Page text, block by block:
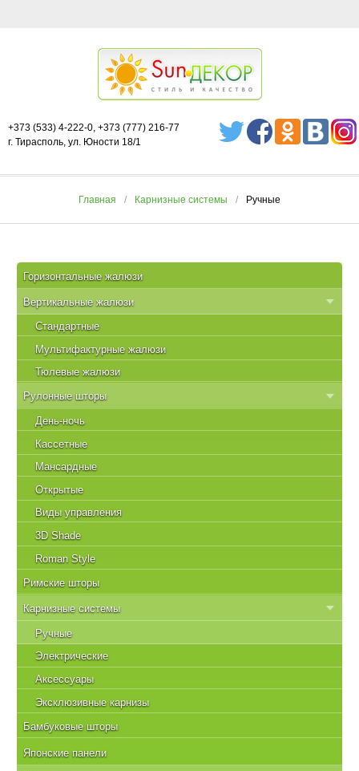
+373 (533) 4-222-0, +373 (777) 216-77
г. Тирасполь, ул. Юности 18/1
Главная Карнизные системы Ручные
Горизонтальные жалюзи
Вертикальные жалюзи
Стандартные
Мультифактурные жалюзи
Тюлевые жалюзи
Рулонные шторы
День-ночь
Кассетные
Мансардные
Открытые
Виды управления
3D Shade
Roman Style
Римские шторы
Карнизные системы
Ручные
Электрические
Аксессуары
Эксклюзивные карнизы
Бамбуковые шторы
Японские панели